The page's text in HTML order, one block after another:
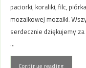
paciorki, koraliki, filc,
mozaikowej mozaiki.
serdecznie dziękujemy
…
Continue reading